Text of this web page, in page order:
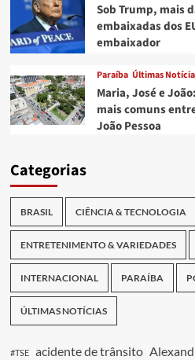
Sob Trump, mais
embaixadas dos
embaixador
Paraíba Últimas
Maria, José e
mais comuns
João Pessoa
Categorias
BRASIL CIÊNCIA & TECNOLOGIA
ENTRETENIMENTO & VARIEDADES
INTERNACIONAL PARAÍBA
ÚLTIMAS NOTÍCIAS
#TSE acidente de trânsito